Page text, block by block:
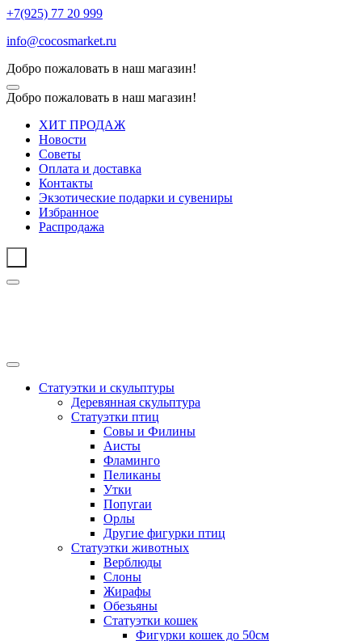
+7(925) 77 20 999
info@cocosmarket.ru
Добро пожаловать в наш магазин!
Добро пожаловать в наш магазин!
ХИТ ПРОДАЖ
Новости
Советы
Оплата и доставка
Контакты
Экзотические подарки и сувениры
Избранное
Распродажа
Статуэтки и скульптуры
Деревянная скульптура
Статуэтки птиц
Совы и Филины
Аисты
Фламинго
Пеликаны
Утки
Попугаи
Орлы
Другие фигурки птиц
Статуэтки животных
Верблюды
Слоны
Жирафы
Обезьяны
Статуэтки кошек
Фигурки кошек до 50см